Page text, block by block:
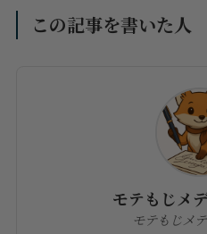
この記事を書いた人
モテもじメ
モテもじメ